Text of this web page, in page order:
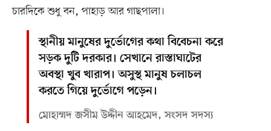
চারদিকে শুধু বন, পাহাড় আর গাছপালা।
স্থানীয় মানুষের দুর্ভোগের কথা বিবেচনা করে
সড়ক দুটি দরকার। সেখানে রাস্তাঘাটের
অবস্থা খুব খারাপ। অসুস্থ মানুষ চলাচল
করতে গিয়ে দুর্ভোগে পড়েন।
মোহাম্মদ জসীম উদ্দীন আহমেদ, সংসদ সদস্য